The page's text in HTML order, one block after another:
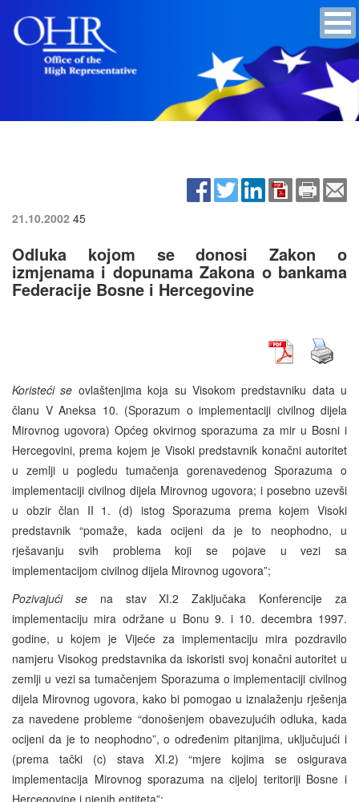
21.10.2002 45
Odluka kojom se donosi Zakon o
izmjenama i dopunama Zakona o bankama
Federacije Bosne i Hercegovine
Koristeći se ovlaštenjima koja su Visokom predstavniku data u
članu V Aneksa 10. (Sporazum o implementaciji civilnog dijela
Mirovnog ugovora) Općeg okvirnog sporazuma za mir u Bosni i
Hercegovini, prema kojem je Visoki predstavnik konačni autoritet
u zemlji u pogledu tumačenja gorenavedenog Sporazuma o
implementaciji civilnog dijela Mirovnog ugovora; i posebno uzevši
u obzir član II 1. (d) istog Sporazuma prema kojem Visoki
predstavnik “pomaže, kada ocijeni da je to neophodno, u
rješavanju svih problema koji se pojave u vezi sa
implementacijom civilnog dijela Mirovnog ugovora”;
Pozivajući sena stav XI.2 Zaključaka Konferencije za
implementaciju mira održane u Bonu 9. i 10. decembra 1997.
godine, u kojem je Vijeće za implementaciju mira pozdravilo
namjeru Visokog predstavnika da iskoristi svoj konačni autoritet u
zemlji u vezi sa tumačenjem Sporazuma o implementaciji civilnog
dijela Mirovnog ugovora, kako bi pomogao u iznalaženju rješenja
za navedene probleme “donošenjem obavezujućih odluka, kada
ocijeni da je to neophodno”, o određenim pitanjima, uključujući i
(prema tački (c) stava XI.2) “mjere kojima se osigurava
implementacija Mirovnog sporazuma na cijeloj teritoriji Bosne i
Hercegovine i njenih entiteta”;